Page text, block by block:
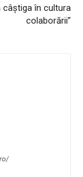
câștiga în cultura
colaborării”